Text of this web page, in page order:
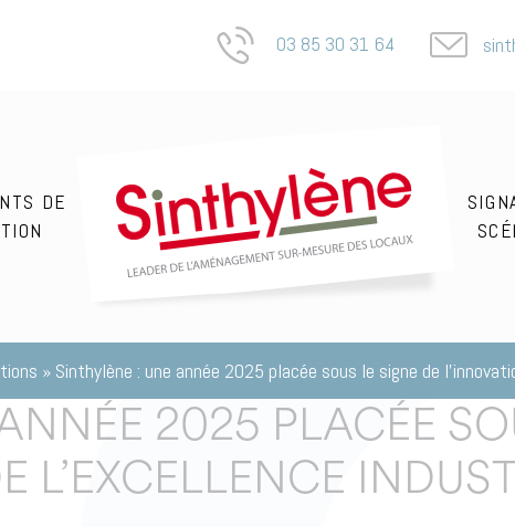
03 85 30 31 64
DE
» Sinthylène : une année 2025 placée sous le signe de
2025 PLACÉE
L’EXCELLENCE